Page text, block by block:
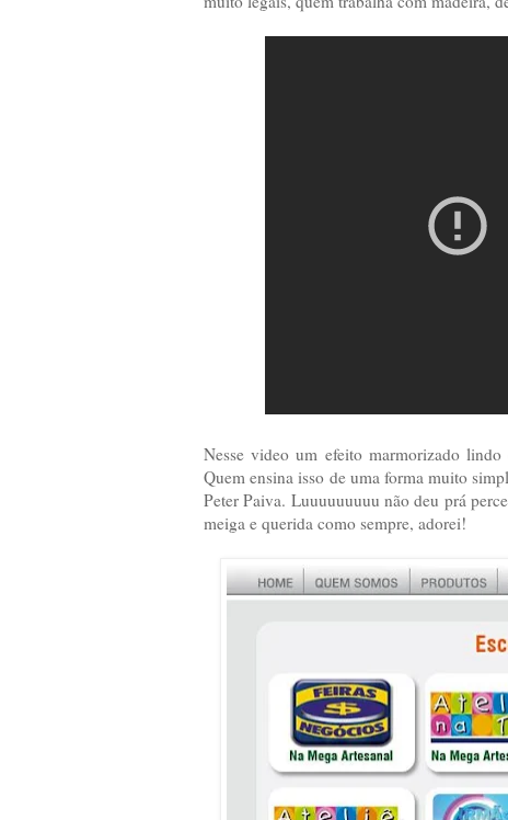
Nesse video um efeito marmorizado
Quem ensina isso de uma forma muito
Peter Paiva. Luuuuuuuuu não deu prá
meiga e querida como sempre, adorei!